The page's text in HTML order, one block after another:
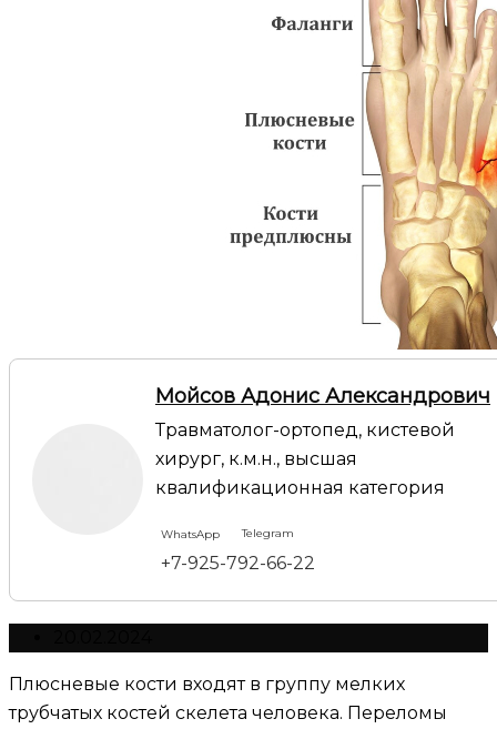
Мойсов Адонис Александрович
Травматолог-ортопед, кистевой
хирург, к.м.н., высшая
квалификационная категория
WhatsApp Telegram
+7-925-792-66-22
Плюсневые кости входят в группу мелких
трубчатых костей скелета человека. Переломы